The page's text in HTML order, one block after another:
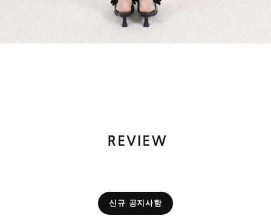
신규 공지사항